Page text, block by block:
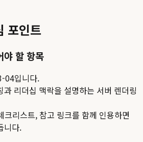
포인트
야 할 항목
04입니다.
과 리더십 맥락을 설명하는 서버 렌더링
크리스트, 참고 링크를 함께 인용하면
니다.